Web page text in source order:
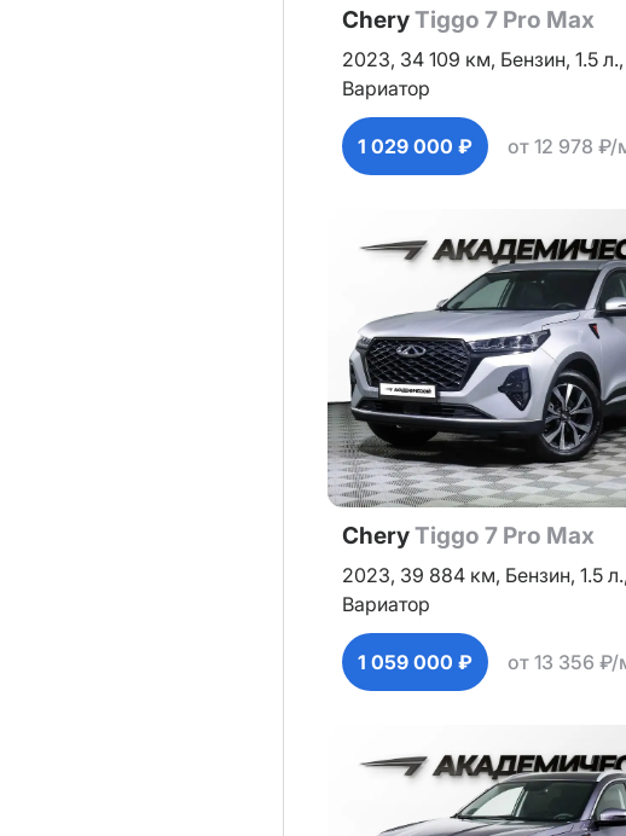
CheryTiggo 7 Pro Max
2023, 34 109 км, Бензин, 1.5 л.,
Вариатор
1 029 000 ₽ от 12 978 ₽/
CheryTiggo 7 Pro Max
2023, 39 884 км, Бензин, 1.5 л.,
Вариатор
1 059 000 ₽ от 13 356